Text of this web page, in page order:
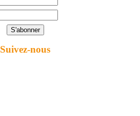
Suivez-nous